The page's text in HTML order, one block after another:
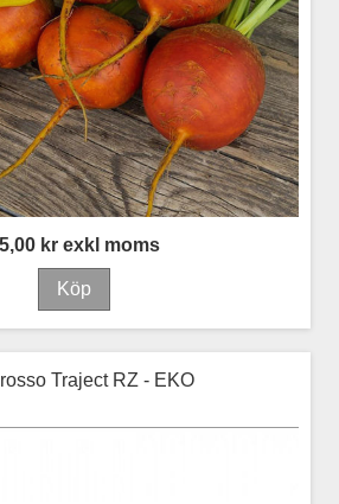
kr exkl moms
Traject RZ - EKO